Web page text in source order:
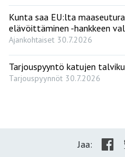
Kunta saa EU:lta
elävöittäminen -hankkeen
Ajankohtaiset 30.7.2026
Tarjouspyyntö katujen
Tarjouspyynnöt 30.7.2026
Jaa: